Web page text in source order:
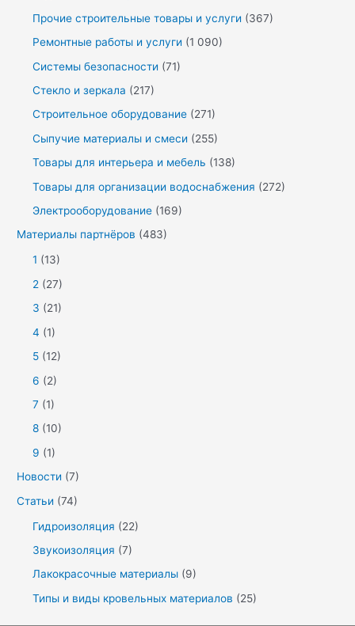
Прочие строительные товары и услуги (367)
Ремонтные работы и услуги (1 090)
Системы безопасности (71)
Стекло и зеркала (217)
Строительное оборудование (271)
Сыпучие материалы и смеси (255)
Товары для интерьера и мебель (138)
Товары для организации водоснабжения (272)
Электрооборудование (169)
Материалы партнёров (483)
1 (13)
2 (27)
3 (21)
4 (1)
5 (12)
6 (2)
7 (1)
8 (10)
9 (1)
Новости (7)
Статьи (74)
Гидроизоляция (22)
Звукоизоляция (7)
Лакокрасочные материалы (9)
Типы и виды кровельных материалов (25)